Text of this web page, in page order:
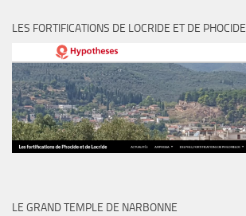
LES FORTIFICATIONS DE LOCRIDE ET DE PHOCIDE
LE GRAND TEMPLE DE NARBONNE